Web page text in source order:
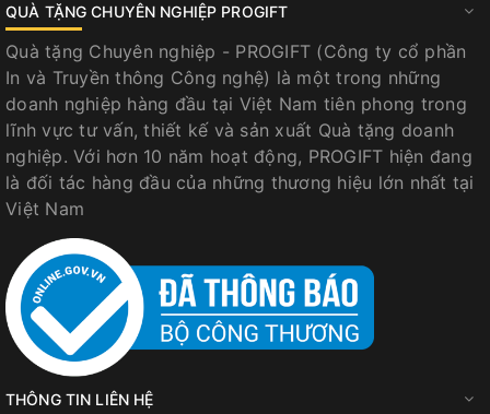
QUÀ TẶNG CHUYÊN NGHIỆP PROGIFT
Quà tặng Chuyên nghiệp - PROGIFT (Công ty cổ phần
In và Truyền thông Công nghệ) là một trong những
doanh nghiệp hàng đầu tại Việt Nam tiên phong trong
lĩnh vực tư vấn, thiết kế và sản xuất Quà tặng doanh
nghiệp. Với hơn 10 năm hoạt động, PROGIFT hiện đang
là đối tác hàng đầu của những thương hiệu lớn nhất tại
Việt Nam
THÔNG TIN LIÊN HỆ